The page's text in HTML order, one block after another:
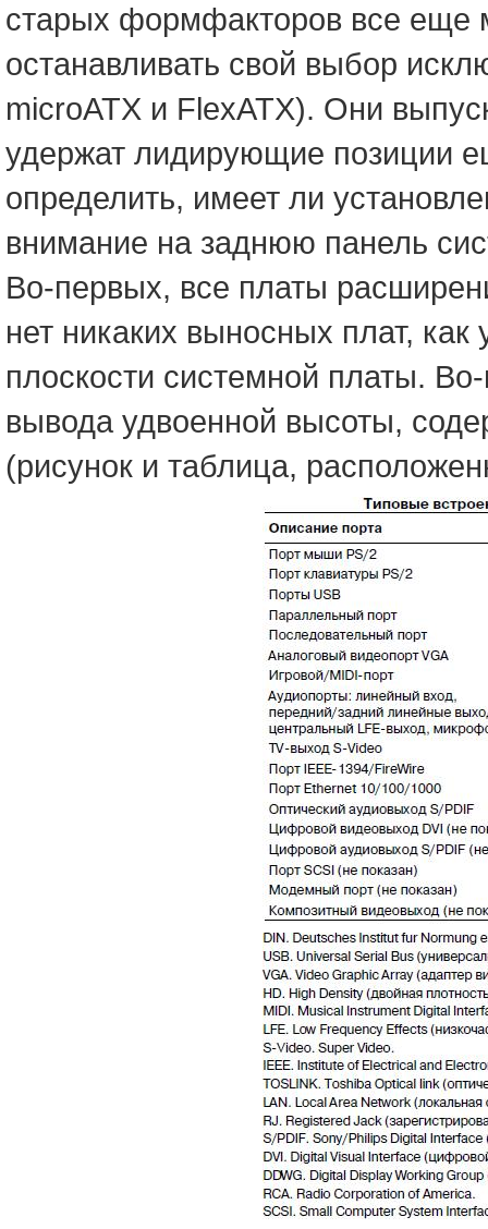
старых формфакторов все еще
останавливать свой выбор
microATX и FlexATX). Они
удержат лидирующие позиции
определить, имеет ли
внимание на заднюю панель
Во-первых, все платы
нет никаких выносных плат,
плоскости системной платы.
вывода удвоенной высоты,
(рисунок и таблица,